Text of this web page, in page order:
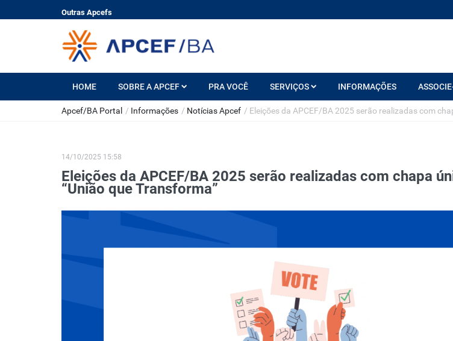
Outras Apcefs
HOME SOBRE A APCEF PRA VOCÊ SERVIÇOS INFORMAÇÕES
Apcef/BA Portal / Informações / Notícias Apcef / Eleições da APCEF/BA 2025 serão realizadas com
14/10/2025 15:58
Eleições da APCEF/BA 2025 serão realizadas com chapa
“União que Transforma”